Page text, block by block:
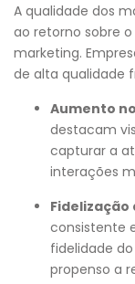
A qualidade dos
ao retorno sobre
marketing.
de alta qualidade
Aumento
destacam
capturar a
interações
Fidelização
consistente
fidelidade
propenso a